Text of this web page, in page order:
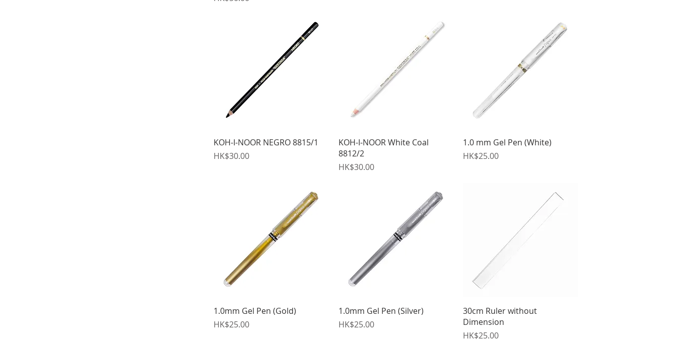
快速瀏覽
KOH-I-NOOR NEGRO 8815/1
價格
HK$30.00
快速瀏覽
KOH-I-NOOR White Coal
8812/2
價格
HK$30.00
快速瀏覽
1.0 mm Gel Pen (White)
價格
HK$25.00
快速瀏覽
1.0mm Gel Pen (Gold)
價格
HK$25.00
快速瀏覽
1.0mm Gel Pen (Silver)
價格
HK$25.00
快速瀏覽
30cm Ruler without
Dimension
價格
HK$25.00